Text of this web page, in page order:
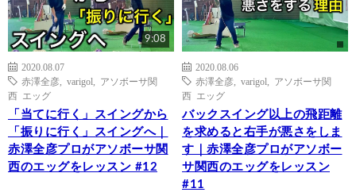
9:08
2020.08.07
赤澤全彦
varigol
アソボーサ関
西 エッグ
「当てに行く」スイングから
「振りに行く」スイングへ｜
赤澤全彦プロがアソボーサ関
西のエッグをレッスン #12
2020.08.06
赤澤全彦
varigol
アソボーサ関
西 エッグ
バックスイング以上の飛距離
を求めると右手が悪さをしま
す｜赤澤全彦プロがアソボー
サ関西のエッグをレッスン
#11